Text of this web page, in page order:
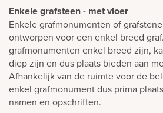
Enkele grafsteen - met vloer
Enkele grafmonumenten of
ontworpen voor een enkel breed
grafmonumenten enkel breed zijn,
diep zijn en dus plaats bieden aan
Afhankelijk van de ruimte voor de
enkel grafmonument dus prima
namen en opschriften.